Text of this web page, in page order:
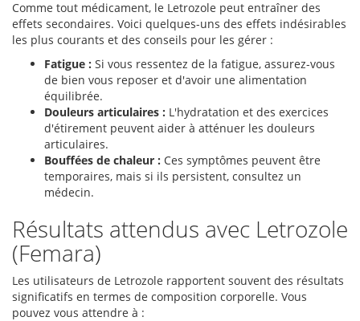
Comme tout médicament, le Letrozole peut entraîner des
effets secondaires. Voici quelques-uns des effets indésirables
les plus courants et des conseils pour les gérer :
Fatigue : Si vous ressentez de la fatigue, assurez-vous
de bien vous reposer et d'avoir une alimentation
équilibrée.
Douleurs articulaires : L'hydratation et des exercices
d'étirement peuvent aider à atténuer les douleurs
articulaires.
Bouffées de chaleur : Ces symptômes peuvent être
temporaires, mais si ils persistent, consultez un
médecin.
Résultats attendus avec Letrozole
(Femara)
Les utilisateurs de Letrozole rapportent souvent des résultats
significatifs en termes de composition corporelle. Vous
pouvez vous attendre à :